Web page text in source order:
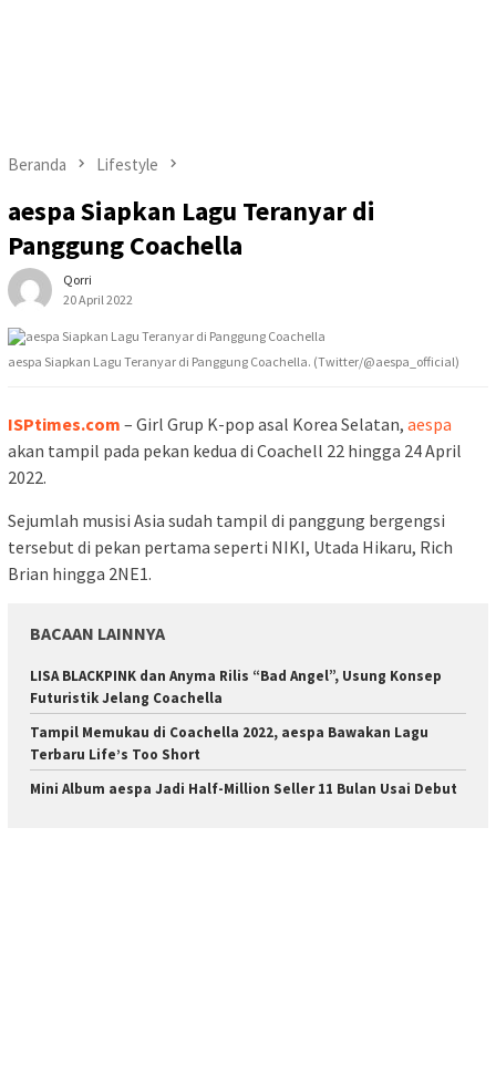
Beranda Lifestyle
aespa Siapkan Lagu Teranyar di
Panggung Coachella
Qorri
20 April 2022
aespa Siapkan Lagu Teranyar di Panggung Coachella. (Twitter/@aespa_official)
ISPtimes.com – Girl Grup K-pop asal Korea Selatan, aespa
akan tampil pada pekan kedua di Coachell 22 hingga 24 April
2022.
Sejumlah musisi Asia sudah tampil di panggung bergengsi
tersebut di pekan pertama seperti NIKI, Utada Hikaru, Rich
Brian hingga 2NE1.
BACAAN LAINNYA
LISA BLACKPINK dan Anyma Rilis “Bad Angel”, Usung Konsep
Futuristik Jelang Coachella
Tampil Memukau di Coachella 2022, aespa Bawakan Lagu
Terbaru Life’s Too Short
Mini Album aespa Jadi Half-Million Seller 11 Bulan Usai Debut